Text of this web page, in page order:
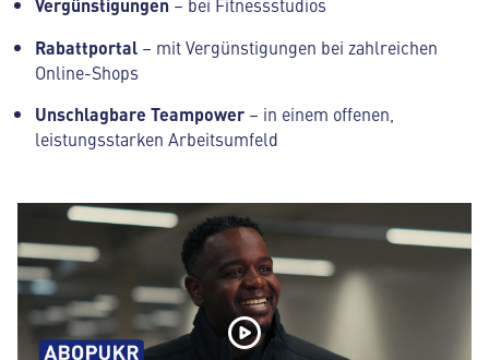
Vergünstigungen
Rabattportal – mit Vergünstigungen bei zahlreichen
Online-Shops
Unschlagbare Teampower – in einem offenen,
leistungsstarken Arbeitsumfeld